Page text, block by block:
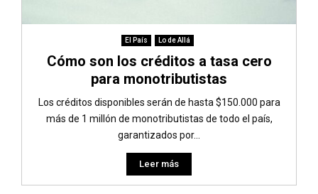
El País Lo de Allá
Cómo son los créditos a tasa cero
para monotributistas
Los créditos disponibles serán de hasta $150.000 para
más de 1 millón de monotributistas de todo el país,
garantizados por...
Leer más